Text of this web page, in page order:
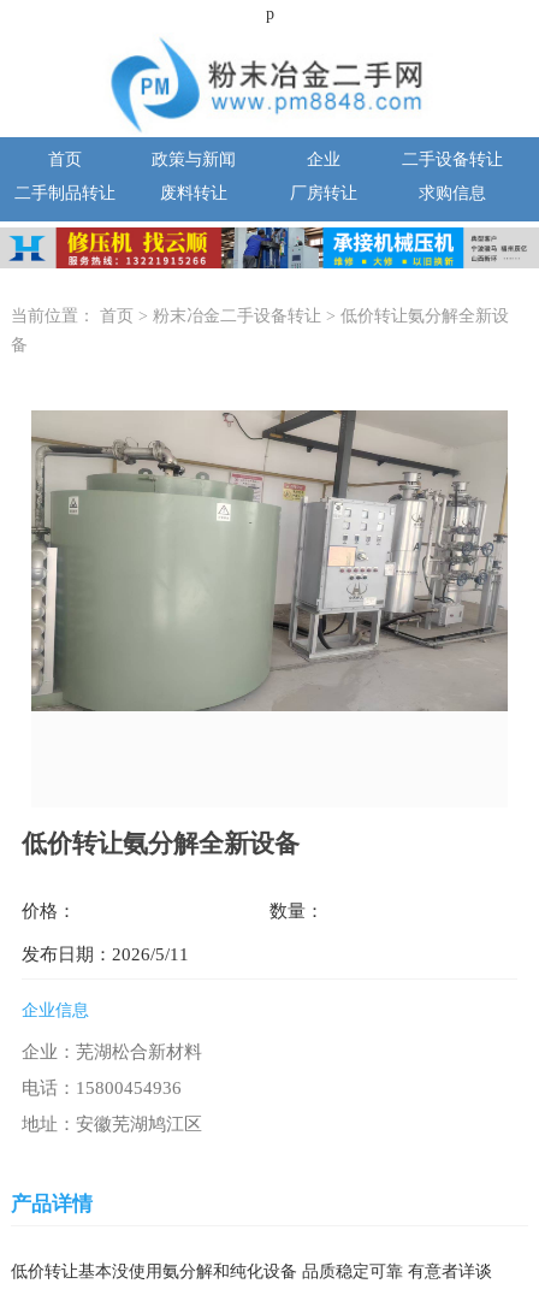
p
首页 政策与新闻 企业
二手设备转让
二手制品转让
废料转让 厂房转让 求购信息
当前位置： 首页 > 粉末冶金二手设备转让 > 低价转让氨分解全新设
备
低价转让氨分解全新设备
价格： 数量：
发布日期：2026/5/11
企业信息
企业：芜湖松合新材料
电话：15800454936
地址：安徽芜湖鸠江区
产品详情
低价转让基本没使用氨分解和纯化设备 品质稳定可靠 有意者详谈